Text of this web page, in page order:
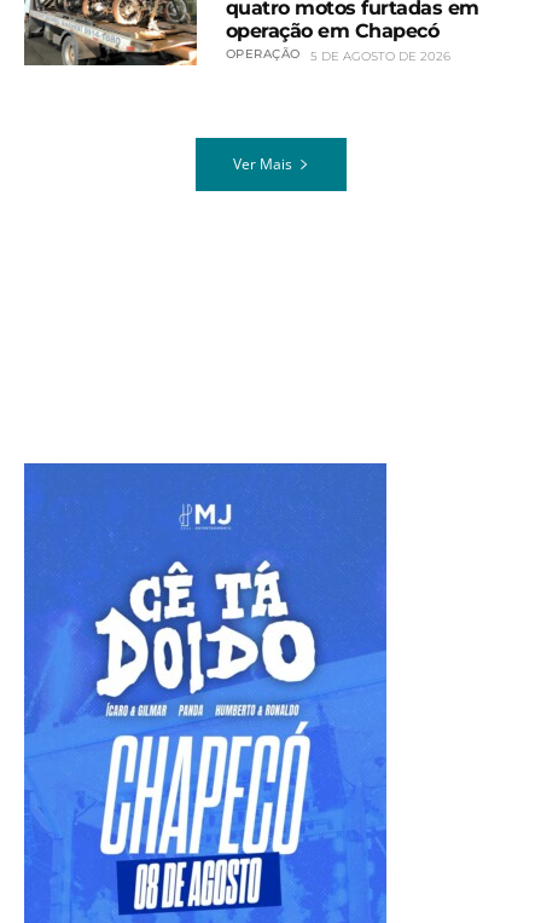
quatro motos furtadas em
operação em Chapecó
OPERAÇÃO 5 DE AGOSTO DE 2026
Ver Mais